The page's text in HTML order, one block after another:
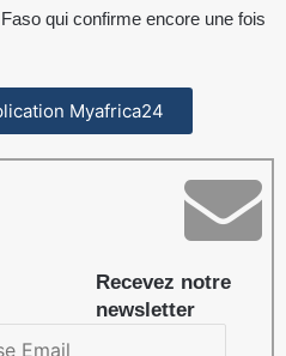
qui confirme encore une fois
Myafrica24
Recevez notre
newsletter